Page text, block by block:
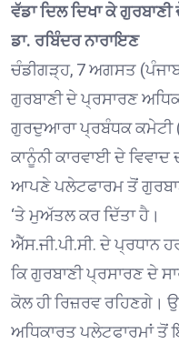
ਵੱਡਾ ਦਿਲ ਦਿਖਾ ਕੇ
ਡਾ. ਰਬਿੰਦਰ ਨਾਰਾਇਣ
ਚੰਡੀਗੜ੍ਹ, 7 ਅਗਸਤ
ਗੁਰਬਾਣੀ ਦੇ ਪ੍ਰਸਾਰਣ
ਗੁਰਦੁਆਰਾ ਪ੍ਰਬੰਧਕ ਕਮੇਟੀ
ਕਾਨੂੰਨੀ ਕਾਰਵਾਈ ਦੇ ਵਿਵਾਦ
ਆਪਣੇ ਪਲੇਟਫਾਰਮ ਤੋਂ
‘ਤੇ ਮੁਅੱਤਲ ਕਰ ਦਿੱਤਾ ਹੈ।
ਐੱਸ.ਜੀ.ਪੀ.ਸੀ. ਦੇ ਪ੍ਰਧਾਨ
ਕਿ ਗੁਰਬਾਣੀ ਪ੍ਰਸਾਰਣ ਦੇ
ਕੋਲ ਹੀ ਰਿਜ਼ਰਵ ਰਹਿਣਗੇ।
ਅਧਿਕਾਰਤ ਪਲੇਟਫਾਰਮਾਂ ਤੋਂ